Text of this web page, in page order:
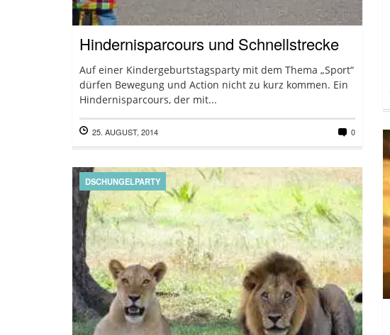
Hindernisparcours und Schnellstrecke
Auf einer Kindergeburtstagsparty mit dem Thema „Sport“
dürfen Bewegung und Action nicht zu kurz kommen. Ein
Hindernisparcours, der mit...
25. AUGUST, 2014
0
DSCHUNGELPARTY